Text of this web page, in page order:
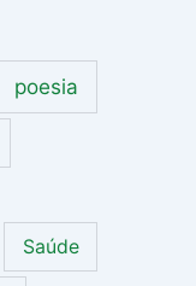
poesia
Saúde